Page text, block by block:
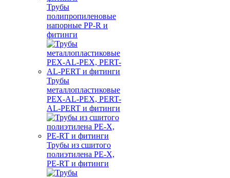
Трубы
полипропиленовые
напорные PP-R и
фитинги
Трубы
металлопластиковые
PEX-AL-PEX, PERT-
AL-PERT и фитинги
Трубы из сшитого
полиэтилена PE-X,
PE-RT и фитинги